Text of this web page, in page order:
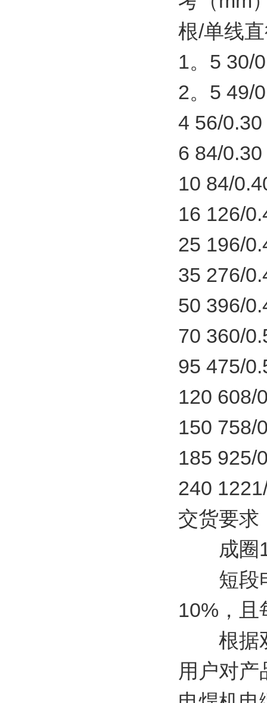
根/单线
1。5 30/
2。5 49/
4 56/
6 84/
10 84/
16 126/
25 196/
35 276/
50 396/
70 360/
95 475/
120 608/
150 758/
185 925/
240
交货要求
成圈
短段电
10%，且
根据双
用户对